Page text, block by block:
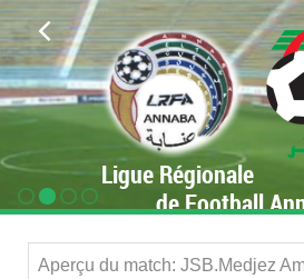
Ligue Régionale
de Football
Aperçu du match: JSB.Medjez